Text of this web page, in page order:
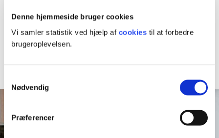
Denne hjemmeside bruger cookies
Vi samler statistik ved hjælp af cookies til at forbedre
brugeroplevelsen.
Nødvendig
Præferencer
Hvordan skriver man en god kvote 2
ansøgning?